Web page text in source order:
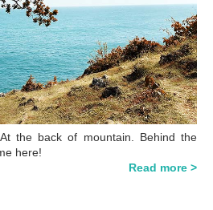
the back of mountain. Behind the
here!
Read more >